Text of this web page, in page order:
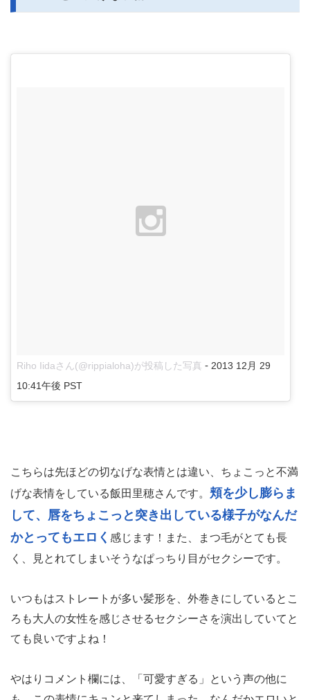
Riho Iidaさん(@rippialoha)が投稿した写真 - 2013 12月 29
10:41午後 PST
こちらは先ほどの切なげな表情とは違い、ちょこっと不満
げな表情をしている飯田里穂さんです。 頬を少し膨らま
して、唇をちょこっと突き出している様子がなんだ
かとってもエロく 感じます！また、まつ毛がとても長
く、見とれてしまいそうなぱっちり目がセクシーです。
いつもはストレートが多い髪形を、外巻きにしているとこ
ろも大人の女性を感じさせるセクシーさを演出していてと
ても良いですよね！
やはりコメント欄には、「可愛すぎる」という声の他に